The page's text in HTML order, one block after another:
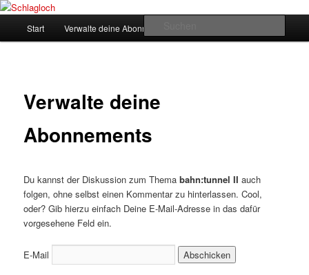
Zum supersberger taggedanken
Start Verwalte deine Abonnements
Verwalte deine
Abonnements
Du kannst der Diskussion zum Themabahn:tunnel II auch
folgen, ohne selbst einen Kommentar zu hinterlassen. Cool,
oder? Gib hierzu einfach Deine E-Mail-Adresse in das dafür
vorgesehene Feld ein.
E-Mail